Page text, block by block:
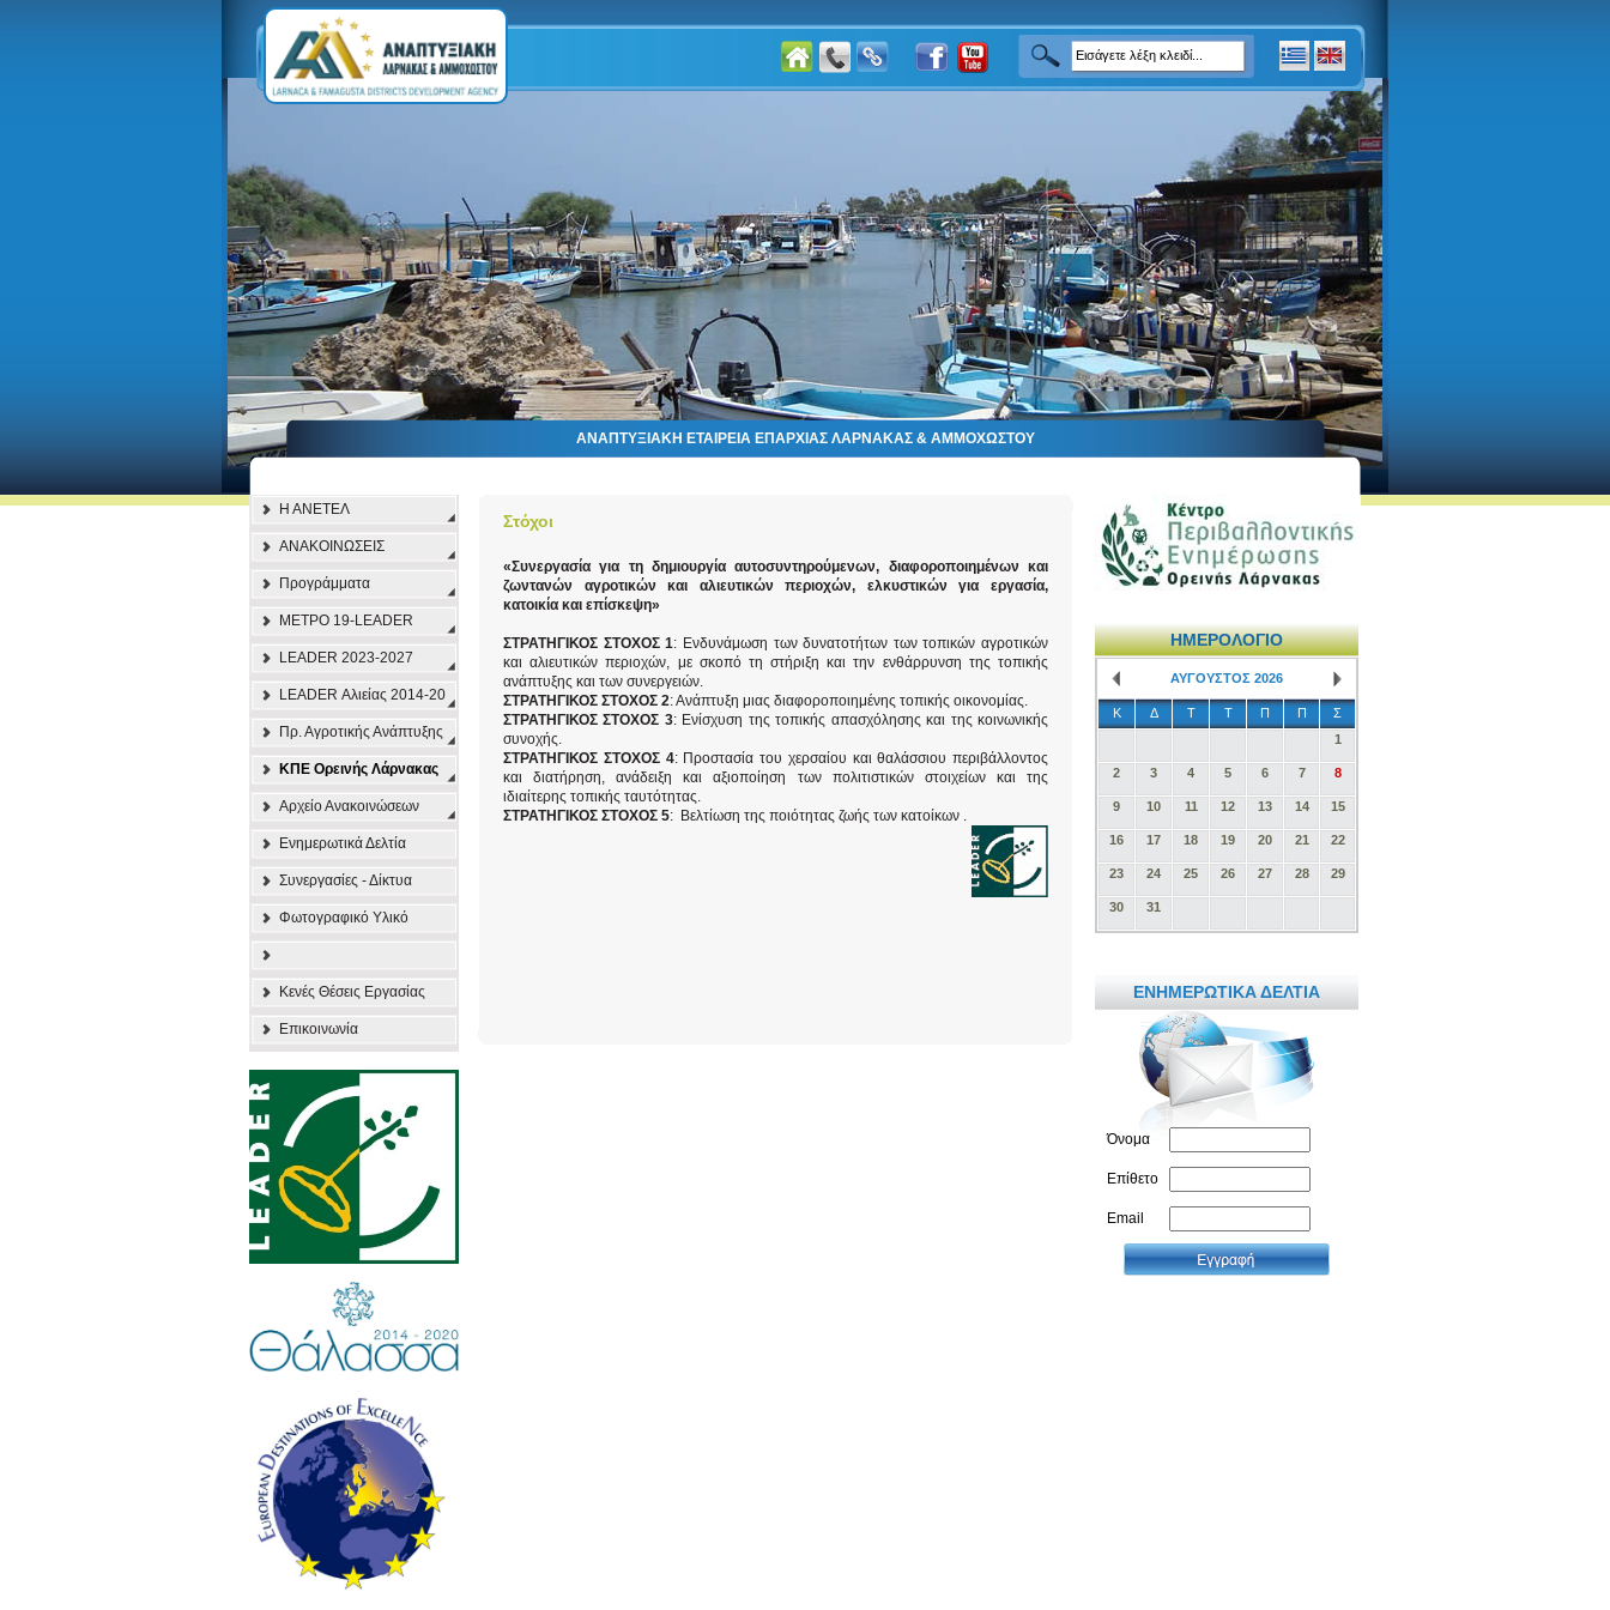
ΑΝΑΠΤΥΞΙΑΚΗ ΕΤΑΙΡΕΙΑ ΕΠΑΡΧΙΑΣ ΛΑΡΝΑΚΑΣ & ΑΜΜΟΧΩΣΤΟΥ
Η ΑΝΕΤΕΛ
ΑΝΑΚΟΙΝΩΣΕΙΣ
Προγράμματα
ΜΕΤΡΟ 19-LEADER
LEADER 2023-2027
LEADER Αλιείας 2014-20
Πρ. Αγροτικής Ανάπτυξης
ΚΠΕ Ορεινής Λάρνακας
Αρχείο Ανακοινώσεων
Ενημερωτικά Δελτία
Συνεργασίες - Δίκτυα
Φωτογραφικό Υλικό
Κενές Θέσεις Εργασίας
Επικοινωνία
Στόχοι
«Συνεργασία για τη δημιουργία αυτοσυντηρούμενων, διαφοροποιημένων και
ζωντανών αγροτικών και αλιευτικών περιοχών, ελκυστικών για εργασία,
κατοικία και επίσκεψη»
ΣΤΡΑΤΗΓΙΚΟΣ ΣΤΟΧΟΣ 1: Ενδυνάμωση των δυνατοτήτων των τοπικών αγροτικών
και αλιευτικών περιοχών, με σκοπό τη στήριξη και την ενθάρρυνση της τοπικής
ανάπτυξης και των συνεργειών.
ΣΤΡΑΤΗΓΙΚΟΣ ΣΤΟΧΟΣ 2: Ανάπτυξη μιας διαφοροποιημένης τοπικής οικονομίας.
ΣΤΡΑΤΗΓΙΚΟΣ ΣΤΟΧΟΣ 3: Ενίσχυση της τοπικής απασχόλησης και της κοινωνικής
συνοχής.
ΣΤΡΑΤΗΓΙΚΟΣ ΣΤΟΧΟΣ 4: Προστασία του χερσαίου και θαλάσσιου περιβάλλοντος
και διατήρηση, ανάδειξη και αξιοποίηση των πολιτιστικών στοιχείων και της
ιδιαίτερης τοπικής ταυτότητας.
ΣΤΡΑΤΗΓΙΚΟΣ ΣΤΟΧΟΣ 5: Βελτίωση της ποιότητας ζωής των κατοίκων .
ΗΜΕΡΟΛΟΓΙΟ
ΑΥΓΟΥΣΤΟΣ 2026
Κ Δ Τ Τ Π Π
Σ
1
2 3 4 5 6 7 8
9 10 11 12 13 14 15
16 17 18 19 20 21 22
23 24 25 26 27 28 29
30 31
ΕΝΗΜΕΡΩΤΙΚΑ ΔΕΛΤΙΑ
Όνομα
Επίθετο
Email